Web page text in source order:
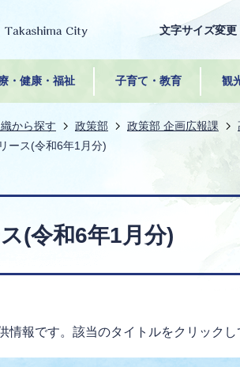
文字サイズ変更
・健康・福祉 子育て・教育 観
から探す 政策部 政策部 企画広報課
ース(令和6年1月分)
(令和6年1月分)
情報です。該当のタイトルをクリックし